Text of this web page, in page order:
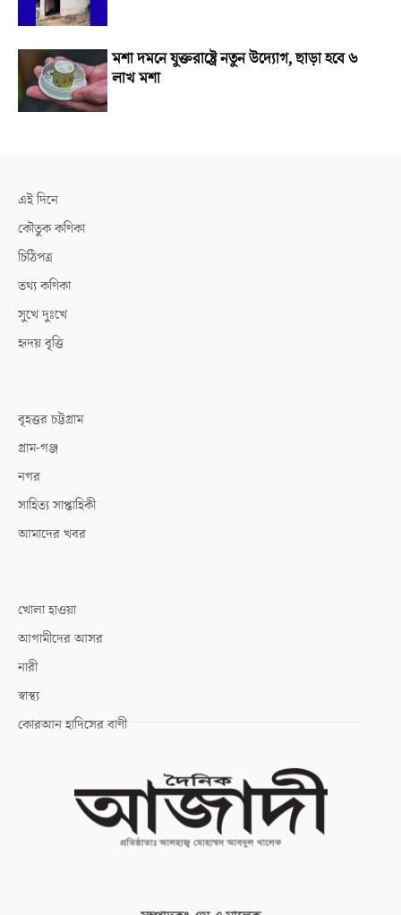
মশা দমনে যুক্তরাষ্ট্রে নতুন উদ্যোগ, ছাড়া হবে ৬
লাখ মশা
এই দিনে
কৌতুক কণিকা
চিঠিপত্র
তথ্য কণিকা
সুখে দুঃখে
হৃদয় বৃত্তি
বৃহত্তর চট্টগ্রাম
গ্রাম-গঞ্জ
নগর
সাহিত্য সাপ্তাহিকী
আমাদের খবর
খোলা হাওয়া
আগামীদের আসর
নারী
স্বাস্থ্য
কোরআন হাদিসের বাণী